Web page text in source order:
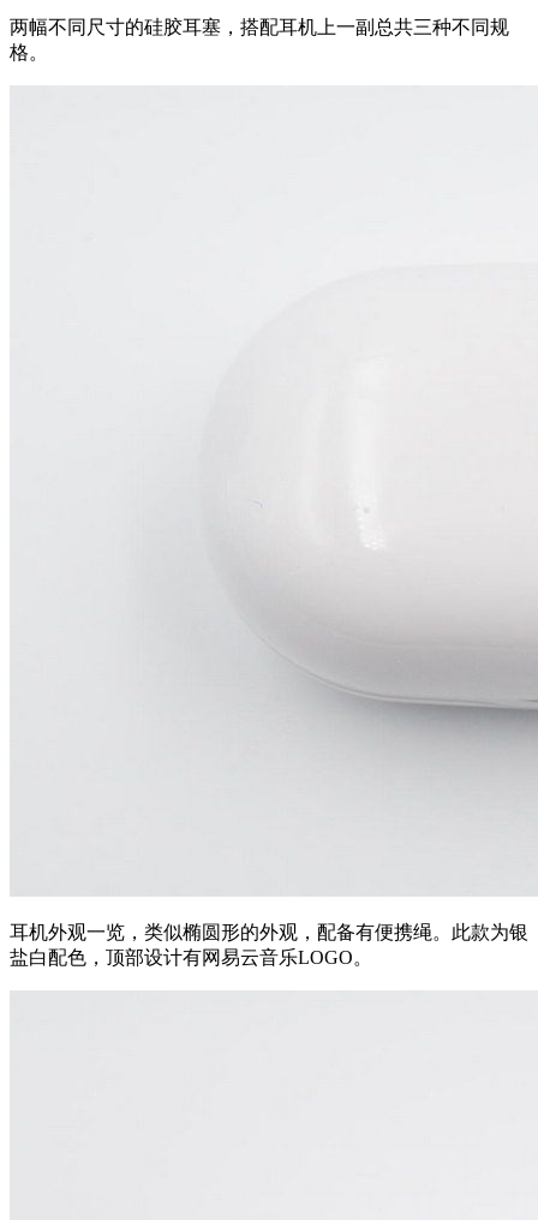
两幅不同尺寸的硅胶耳塞，搭配耳机上一副总共三种不同规
格。
耳机外观一览，类似椭圆形的外观，配备有便携绳。此款为银
盐白配色，顶部设计有网易云音乐LOGO。